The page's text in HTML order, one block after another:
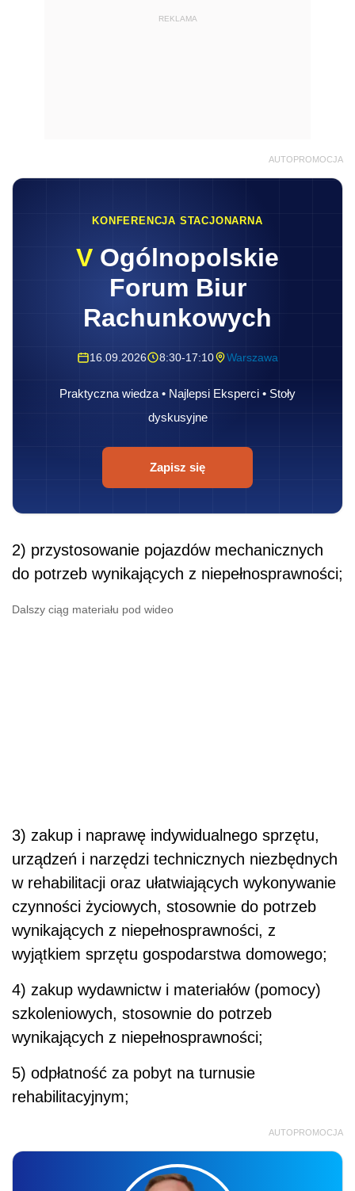
REKLAMA
AUTOPROMOCJA
KONFERENCJA STACJONARNA
V Ogólnopolskie
Forum Biur
Rachunkowych
16.09.2026 8:30-17:10 Warszawa
Praktyczna wiedza • Najlepsi Eksperci • Stoły
dyskusyjne
Zapisz się
2) przystosowanie pojazdów mechanicznych
do potrzeb wynikających z niepełnosprawności;
Dalszy ciąg materiału pod wideo
3) zakup i naprawę indywidualnego sprzętu,
urządzeń i narzędzi technicznych niezbędnych
w rehabilitacji oraz ułatwiających wykonywanie
czynności życiowych, stosownie do potrzeb
wynikających z niepełnosprawności, z
wyjątkiem sprzętu gospodarstwa domowego;
4) zakup wydawnictw i materiałów (pomocy)
szkoleniowych, stosownie do potrzeb
wynikających z niepełnosprawności;
5) odpłatność za pobyt na turnusie
rehabilitacyjnym;
AUTOPROMOCJA